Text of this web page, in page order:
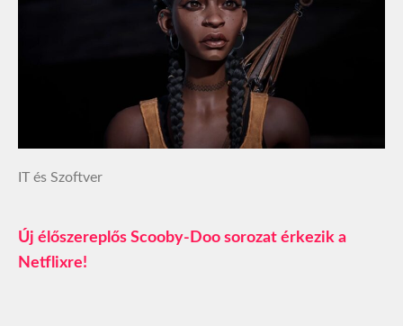
IT és Szoftver
Új élőszereplős Scooby-Doo sorozat érkezik a
Netflixre!